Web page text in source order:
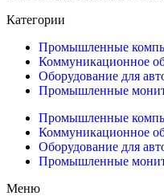
Категории
Промышленные
Коммуникационное
Оборудование для
Промышленные
Промышленные
Коммуникационное
Оборудование для
Промышленные
Меню